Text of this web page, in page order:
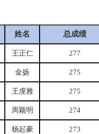
姓名 总成绩
王正仁 277
金扬 275
王虔雅 275
周颖明 274
杨起豪 273